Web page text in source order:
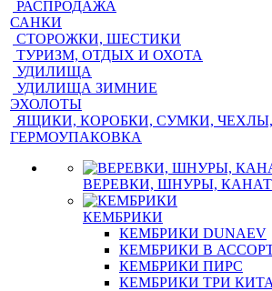
РАСПРОДАЖА
САНКИ
СТОРОЖКИ, ШЕСТИКИ
ТУРИЗМ, ОТДЫХ И ОХОТА
УДИЛИЩА
УДИЛИЩА ЗИМНИЕ
ЭХОЛОТЫ
ЯЩИКИ, КОРОБКИ, СУМКИ, ЧЕХЛЫ,
ГЕРМОУПАКОВКА
ВЕРЕВКИ, ШНУРЫ,
КЕМБРИКИ
КЕМБРИКИ DUNAEV
КЕМБРИКИ В
КЕМБРИКИ ПИРС
КЕМБРИКИ ТРИ КИТА